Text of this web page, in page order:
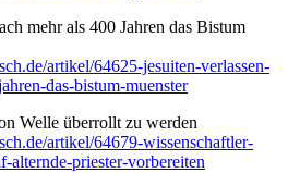
mehr als 400 Jahren das Bistum
artikel/64625-jesuiten-verlassen-
das-bistum-muenster
Welle überrollt zu werden
artikel/64679-wissenschaftler-
alternde-priester-vorbereiten